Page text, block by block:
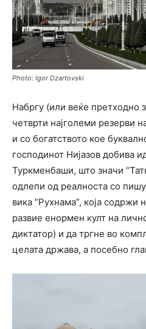
Photo: Igor Dzartovski
Набргу (или веќе претходно
четврти најголеми резерви
и со богатството кое
господинот Нијазов добива
Туркменбаши, што значи
одлепи од реалноста со
вика “Рухнама”, која содржи
развие енормен култ на
диктатор) и да тргне во
целата држава, а посебно